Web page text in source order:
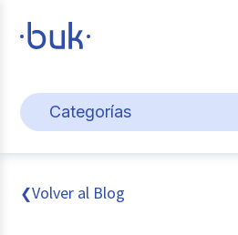
Perú
Categorías
Gestión de personas
Cultura y bienestar laboral
❮Volver al Blog